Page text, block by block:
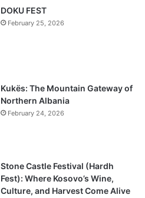
DOKU FEST
February 25, 2026
Kukës: The Mountain Gateway of
Northern Albania
February 24, 2026
Stone Castle Festival (Hardh
Fest): Where Kosovo’s Wine,
Culture, and Harvest Come Alive